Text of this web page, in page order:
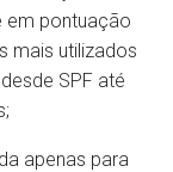
em pontuação
mais utilizados
SPF até
apenas para